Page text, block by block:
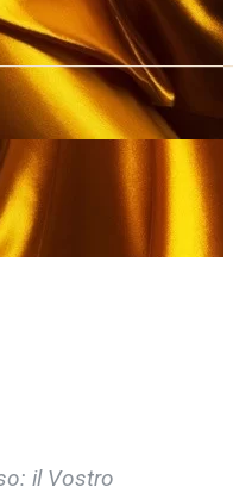
il Vostro